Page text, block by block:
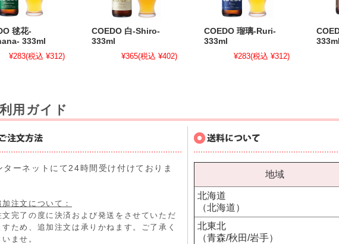
毬花-
333ml
¥283(税込 ¥312)
COEDO 白-Shiro-
333ml
¥365(税込 ¥402)
COEDO 瑠璃-Ruri-
333ml
¥283(税込 ¥312)
333ml
用ガイド
ターネットにて24時間受け付けておりま
注文について：
文完了の度に決済および発送をさせていただ
すため、追加注文は承りかねます。ご了承く
ませ。
地域
北海道
（北海道）
北東北
（青森/秋田/岩手）